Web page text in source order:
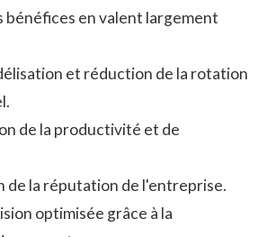
bénéfices en valent largement
et réduction de la rotation
de la productivité et de
de la réputation de l'entreprise.
optimisée grâce à la